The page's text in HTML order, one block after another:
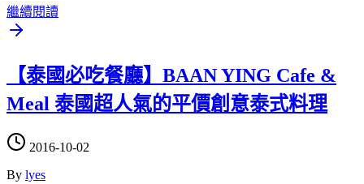
繼續閱讀
【泰國必吃餐廳】BAAN YING Cafe &
Meal 泰國超人氣的平價創意泰式料理
2016-10-02
By lyes